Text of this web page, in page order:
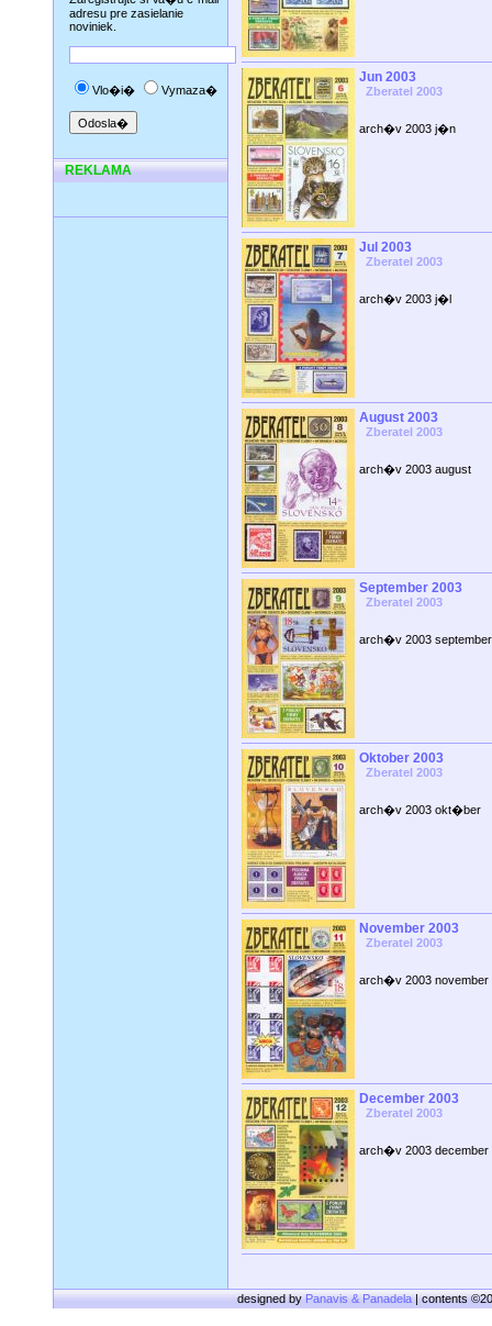
adresu pre zasielanie
noviniek.
Vlo�i� Vymaza�
REKLAMA
Jun 2003
Zberatel 2003
arch�v 2003 j�n
Jul 2003
Zberatel 2003
arch�v 2003 j�l
August 2003
Zberatel 2003
arch�v 2003 august
September 2003
Zberatel 2003
arch�v 2003 september
Oktober 2003
Zberatel 2003
arch�v 2003 okt�ber
November 2003
Zberatel 2003
arch�v 2003 november
December 2003
Zberatel 2003
arch�v 2003 december
designed byPanavis & Panadela| contents